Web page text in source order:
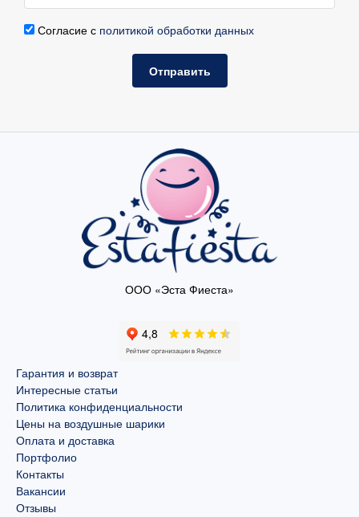
Согласие с политикой обработки данных
Отправить
ООО «Эста Фиеста»
Гарантия и возврат
Интересные статьи
Политика конфиденциальности
Цены на воздушные шарики
Оплата и доставка
Портфолио
Контакты
Вакансии
Отзывы